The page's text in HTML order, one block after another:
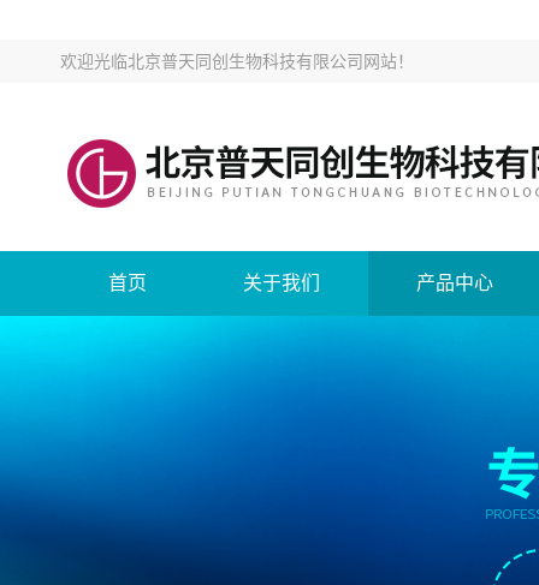
欢迎光临北京普天同创生物科技有限公司网站！
首页 关于我们 产品中心